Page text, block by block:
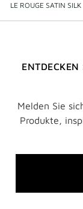
LE ROUGE SATIN SILK
Melden Sie
Produkte,